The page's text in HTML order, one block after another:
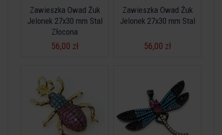
Zawieszka Owad Żuk
Jelonek 27x30 mm Stal
Złocona
56,00 zł
Zawieszka Owad Żuk
Jelonek 27x30 mm Stal
56,00 zł